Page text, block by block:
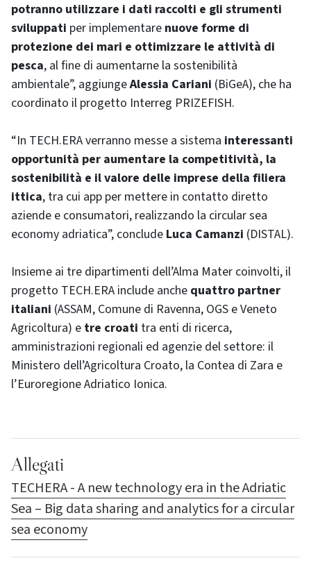
potranno utilizzare i dati raccolti e gli strumenti
sviluppati per implementare nuove forme di
protezione dei mari e ottimizzare le attività di
pesca, al fine di aumentarne la sostenibilità
ambientale”, aggiungeAlessia Cariani (BiGeA), che ha
coordinato il progetto Interreg PRIZEFISH.
“In TECH.ERA verranno messe a sistema interessanti
opportunità per aumentare la competitività, la
sostenibilità e il valore delle imprese della filiera
ittica, tra cui app per mettere in contatto diretto
aziende e consumatori, realizzando la circular sea
economy adriatica”, conclude Luca Camanzi (DISTAL).
Insieme ai tre dipartimenti dell’Alma Mater coinvolti, il
progetto TECH.ERA include anche quattro partner
italiani (ASSAM, Comune di Ravenna, OGS e Veneto
Agricoltura) e tre croati tra enti di ricerca,
amministrazioni regionali ed agenzie del settore: il
Ministero dell’Agricoltura Croato, la Contea di Zara e
l’Euroregione Adriatico Ionica.
Allegati
TECHERA - A new technology era in the Adriatic
Sea – Big data sharing and analytics for a circular
sea economy